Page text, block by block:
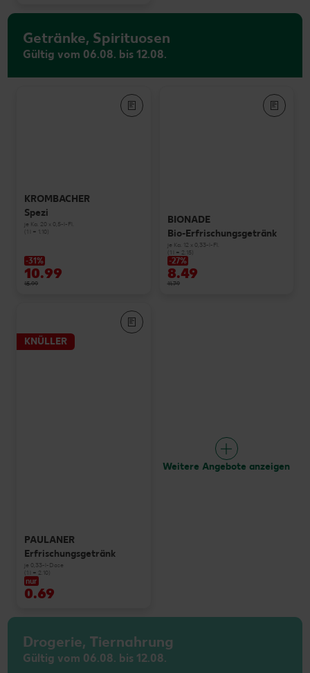
Getränke, Spirituosen
Gültig vom 06.08. bis 12.08.
KROMBACHER
Spezi
je Ka. 20 x 0,5-l-Fl.
(1 l = 1.10)
-31%
10.99
15.99
BIONADE
Bio-Erfrischungsgetränk
je Ka. 12 x 0,33-l-Fl.
(1 l = 2.15)
-27%
8.49
11.79
KNÜLLER
PAULANER
Erfrischungsgetränk
je 0,33-l-Dose
(1 l = 2.10)
nur
0.69
Weitere Angebote anzeigen
Drogerie, Tiernahrung
Gültig vom 06.08. bis 12.08.